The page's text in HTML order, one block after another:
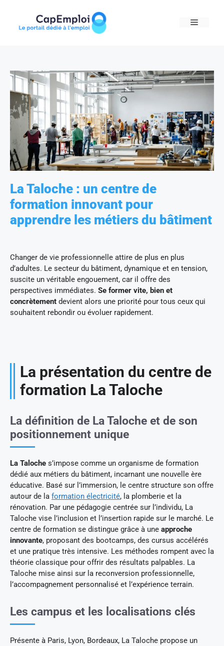
content
MENU
La Taloche : un centre de
formation innovant pour
apprendre les métiers du bâtiment
Changer de vie professionnelle attire de plus en plus
d’adultes. Le secteur du bâtiment, dynamique et en tension,
suscite un véritable engouement, car il offre des
perspectives immédiates. Se former vite, bien et
concrètement devient alors une priorité pour tous ceux qui
souhaitent rebondir ou évoluer rapidement.
La présentation du centre de
formation La Taloche
La définition de La Taloche et de son
positionnement unique
La Taloche s’impose comme un organisme de formation
dédié aux métiers du bâtiment, incarnant une nouvelle ère
éducative. Basé sur l’immersion, le centre structure son offre
autour de la formation électricité, la plomberie et la
rénovation. Par une pédagogie centrée sur l’individu, La
Taloche vise l’inclusion et l’insertion rapide sur le marché. Le
centre de formation se distingue grâce à une approche
innovante, proposant des bootcamps, des cursus accélérés
et une pratique très intensive. Les méthodes rompent avec la
théorie classique pour offrir des résultats palpables. La
Taloche mise ainsi sur la reconversion professionnelle,
l’accompagnement personnalisé et l’expérience terrain.
Les campus et les localisations clés
Présente à Paris, Lyon, Bordeaux, La Taloche propose un